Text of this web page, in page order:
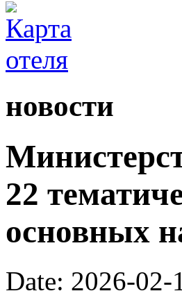
новости
22
основных
Date: 2026-02-